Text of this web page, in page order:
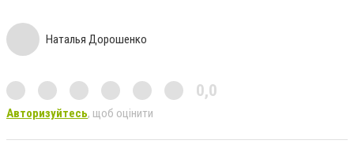
Наталья Дорошенко
0,0
Авторизуйтесь, щоб оцінити